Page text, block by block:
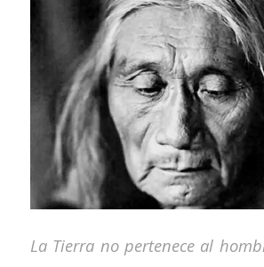
La Tierra no pertenece al